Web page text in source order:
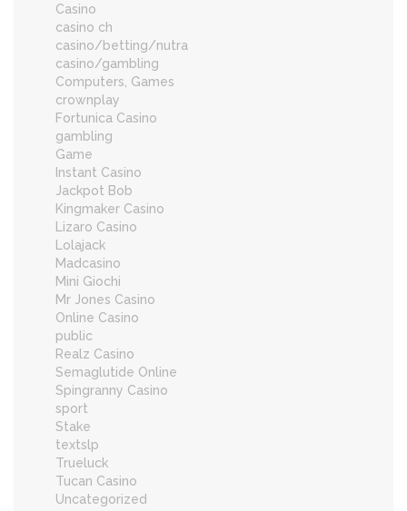
Casino
casino ch
casino/betting/nutra
casino/gambling
Computers, Games
crownplay
Fortunica Casino
gambling
Game
Instant Casino
Jackpot Bob
Kingmaker Casino
Lizaro Casino
Lolajack
Madcasino
Mini Giochi
Mr Jones Casino
Online Casino
public
Realz Casino
Semaglutide Online
Spingranny Casino
sport
Stake
textslp
Trueluck
Tucan Casino
Uncategorized